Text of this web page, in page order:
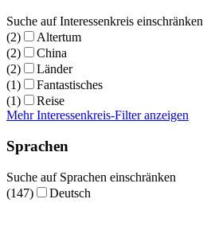
Suche auf Interessenkreis einschränken
(2)
Altertum
(2)
China
(2)
Länder
(1)
Fantastisches
(1)
Reise
Mehr Interessenkreis-Filter anzeigen
Sprachen
Suche auf Sprachen einschränken
(147)
Deutsch